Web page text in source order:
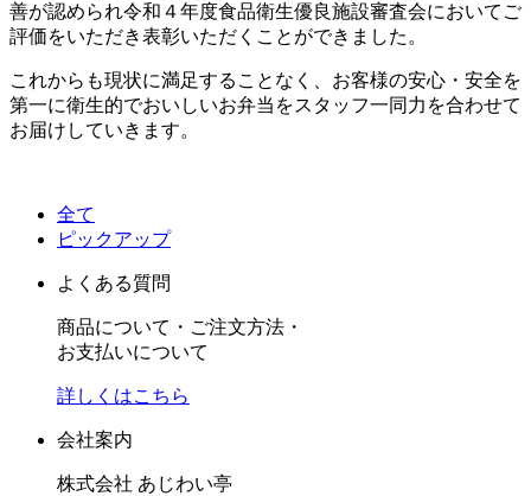
善が認められ令和４年度食品衛生優良施設審査会においてご
評価をいただき表彰いただくことができました。
これからも現状に満足することなく、お客様の安心・安全を
第一に衛生的でおいしいお弁当をスタッフ一同力を合わせて
お届けしていきます。
全て
ピックアップ
よくある質問
商品について・ご注文方法・
お支払いについて
詳しくはこちら
会社案内
株式会社 あじわい亭